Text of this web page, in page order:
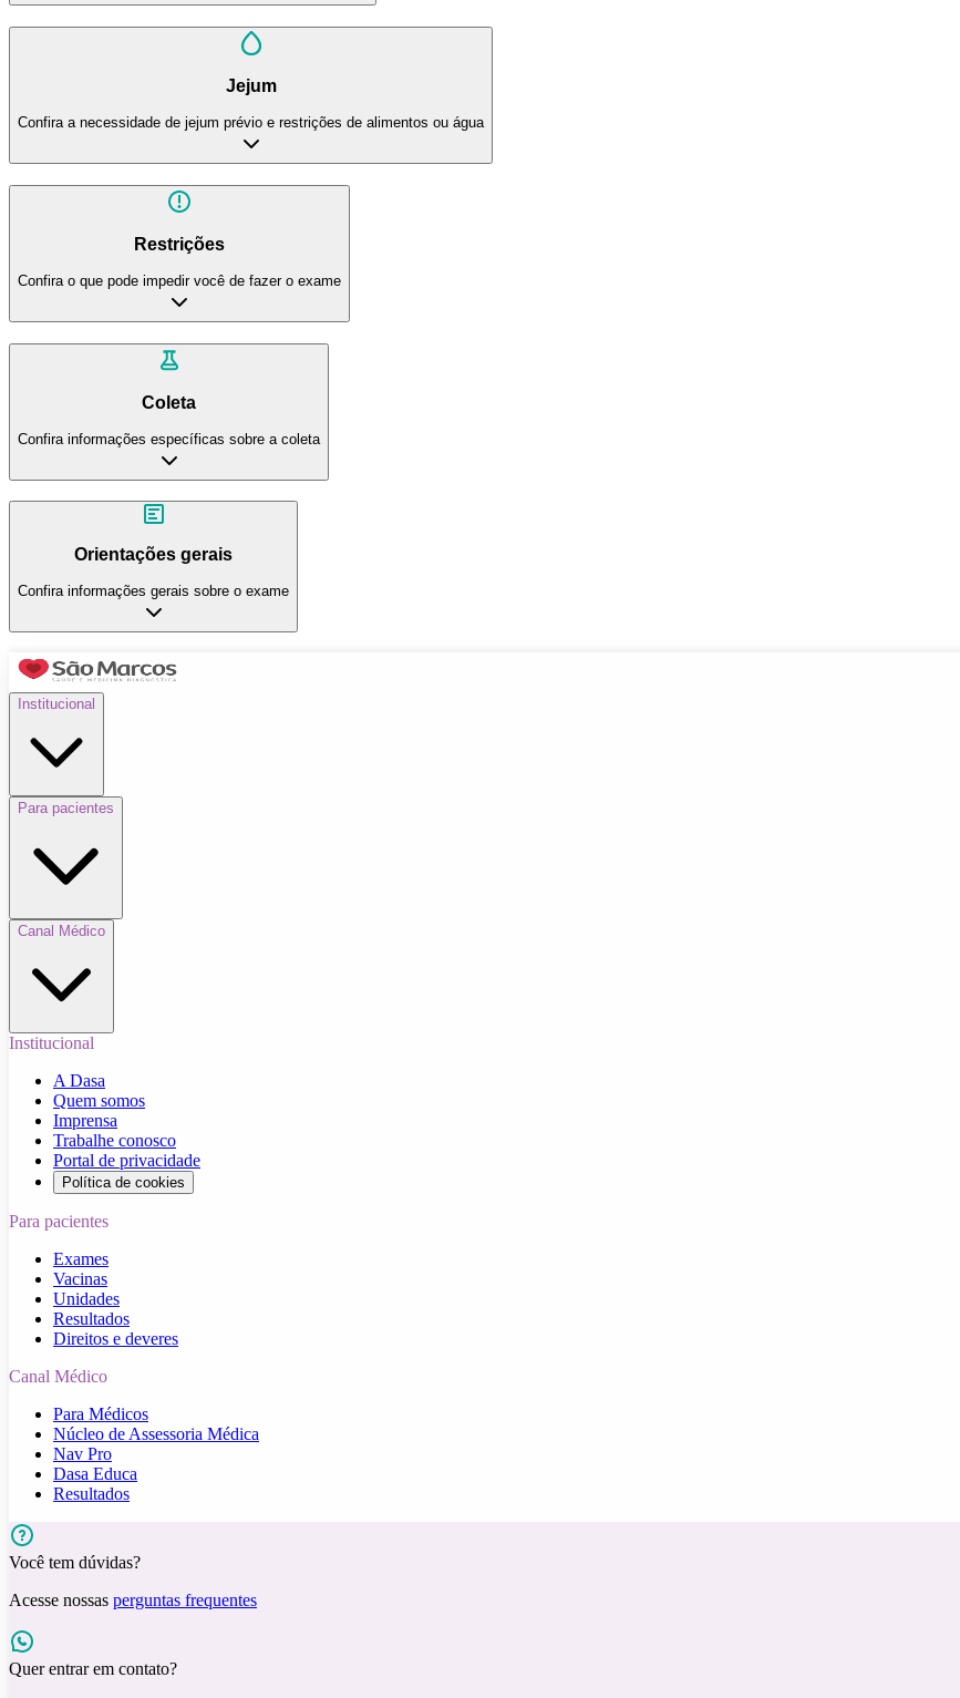
Jejum
Confira a necessidade de jejum prévio e restrições de alimentos ou água
Restrições
Confira o que pode impedir você de fazer o exame
Coleta
Confira informações específicas sobre a coleta
Orientações gerais
Confira informações gerais sobre o exame
Institucional
Para pacientes
Canal Médico
Institucional
A Dasa
Quem somos
Imprensa
Trabalhe conosco
Portal de privacidade
Política de cookies
Para pacientes
Exames
Vacinas
Unidades
Resultados
Direitos e deveres
Canal Médico
Para Médicos
Núcleo de Assessoria Médica
Nav Pro
Dasa Educa
Resultados
Você tem dúvidas?
Acesse nossas perguntas frequentes
Quer entrar em contato?